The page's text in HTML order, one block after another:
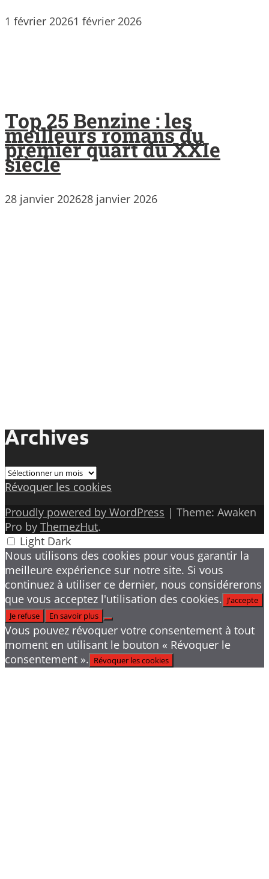
1 février 20261 février 2026
Top 25 Benzine : les
meilleurs romans du
premier quart du XXIe
siècle
28 janvier 202628 janvier 2026
Archives
Archives
Révoquer les cookies
Proudly powered by WordPress | Theme: Awaken
Pro by ThemezHut.
Light Dark
Nous utilisons des cookies pour vous garantir la
meilleure expérience sur notre site. Si vous
continuez à utiliser ce dernier, nous considérerons
que vous acceptez l'utilisation des cookies. J'accepte
Je refuse
En savoir plus
Vous pouvez révoquer votre consentement à tout
moment en utilisant le bouton « Révoquer le
consentement ». Révoquer les cookies